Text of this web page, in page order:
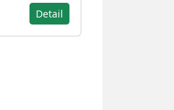
Detail